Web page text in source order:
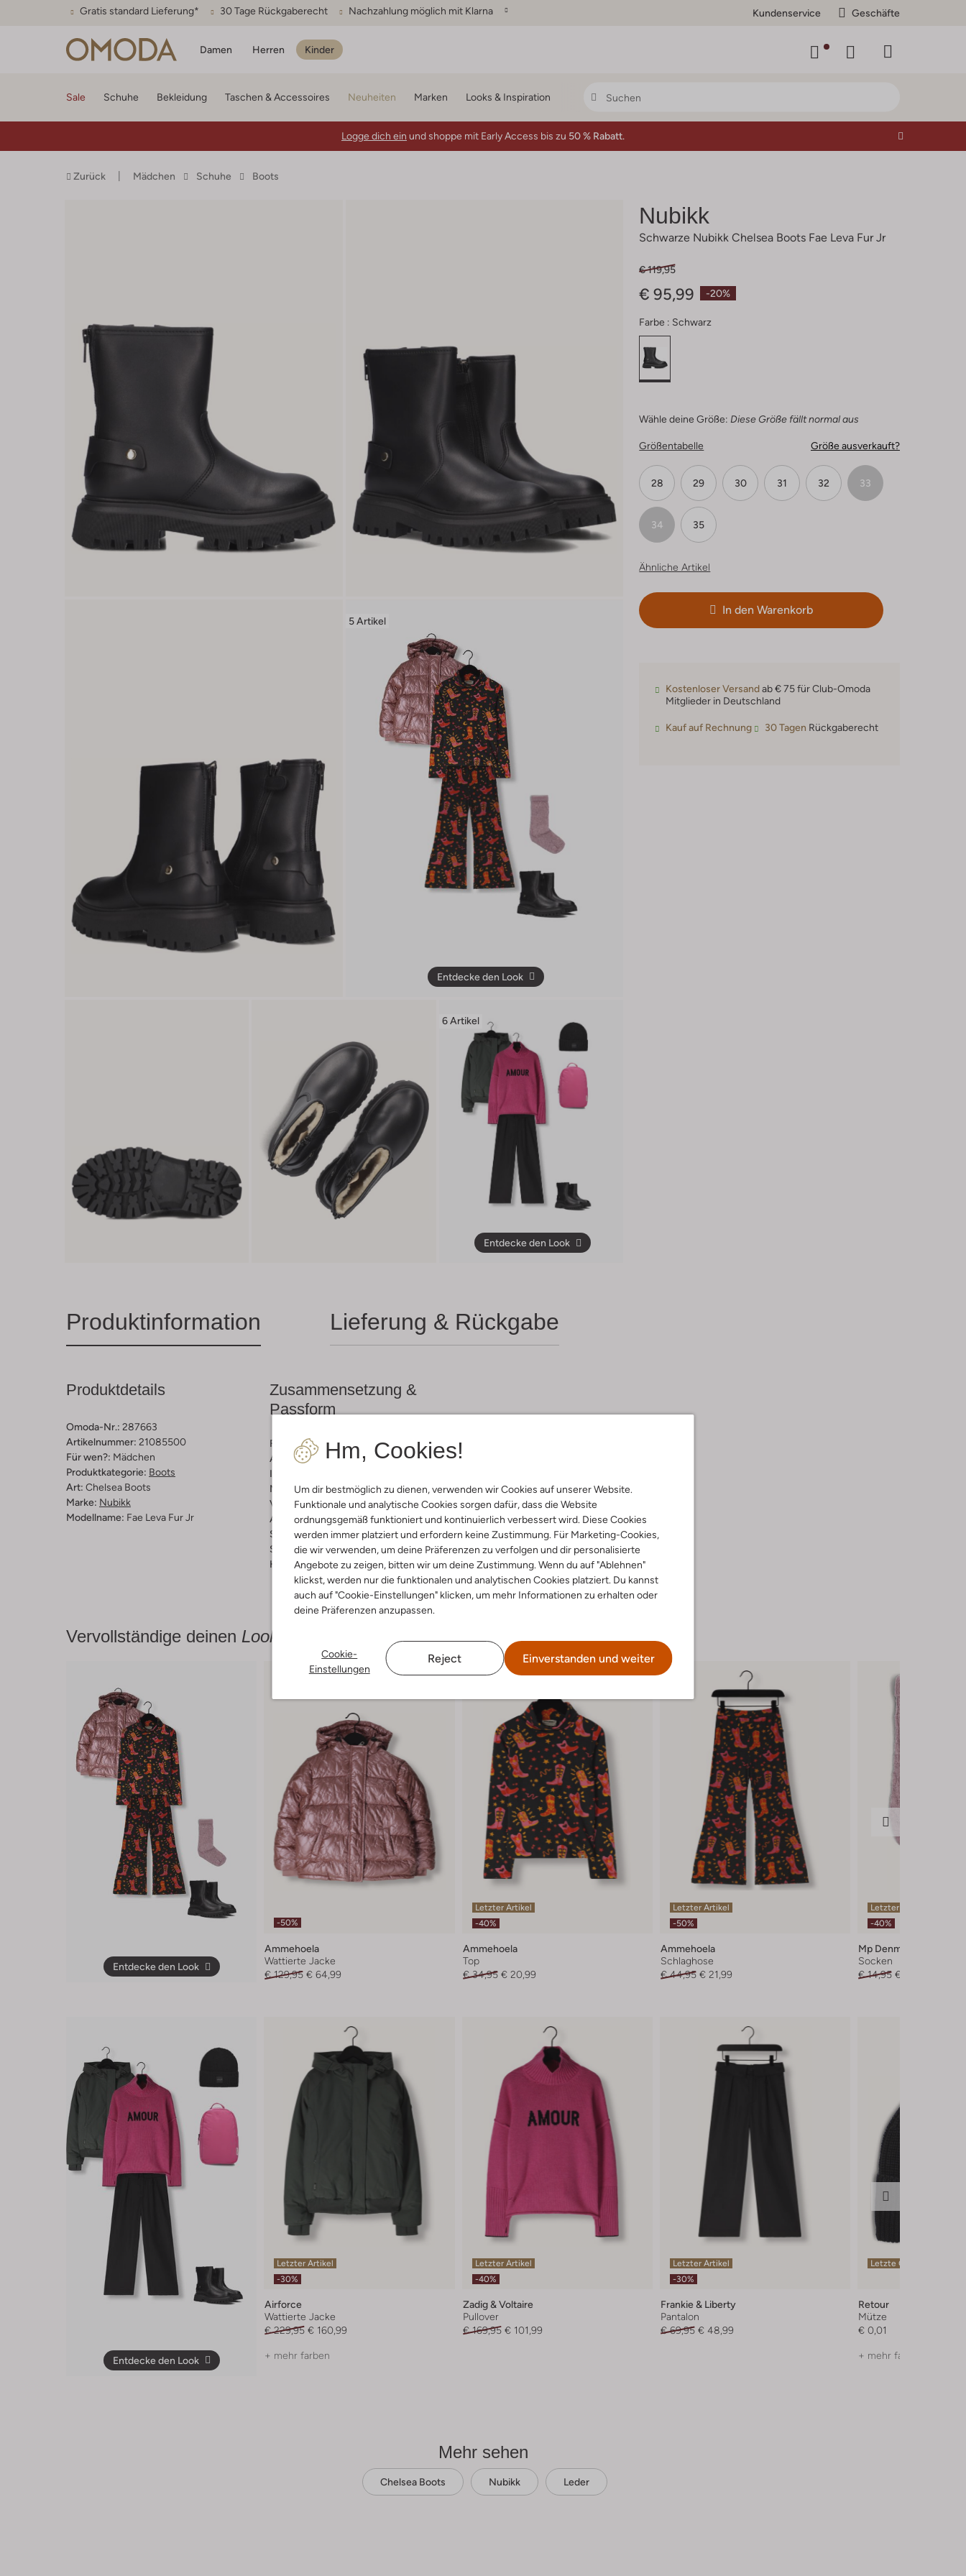
Gratis standard Lieferung* 30 Tage Rückgaberecht Nachzahlung möglich mit Klarna Kundenservice Geschäfte
Damen Herren Kinder
Hm, Cookies!
Um dir bestmöglich zu dienen, verwenden wir Cookies auf unserer Website.
Funktionale und analytische Cookies sorgen dafür, dass die Website
ordnungsgemäß funktioniert und kontinuierlich verbessert wird. Diese Cookies
werden immer platziert und erfordern keine Zustimmung. Für Marketing-Cookies,
die wir verwenden, um deine Präferenzen zu verfolgen und dir personalisierte
Angebote zu zeigen, bitten wir um deine Zustimmung. Wenn du auf "Ablehnen"
klickst, werden nur die funktionalen und analytischen Cookies platziert. Du kannst
auch auf "Cookie-Einstellungen" klicken, um mehr Informationen zu erhalten oder
deine Präferenzen anzupassen.
Cookie-
Einstellungen
Reject Einverstanden und weiter
Sale Schuhe Bekleidung Taschen & Accessoires Neuheiten Marken Looks & Inspiration
Logge dich ein und shoppe mit Early Access bis zu 50 % Rabatt.
Zurück Mädchen Schuhe Boots
5 Artikel
Entdecke den Look
6 Artikel
Entdecke den Look
Nubikk
Schwarze Nubikk Chelsea Boots Fae Leva Fur Jr
-20%
€ 119,95
€ 95,99
Farbe : Schwarz
Wähle deine Größe: Diese Größe fällt normal aus
Größentabelle Größe ausverkauft?
28 29 30 31 32 33
34 35
Ähnliche Artikel
In den Warenkorb
Kostenloser Versandab € 75 für Club-Omoda
Mitglieder in Deutschland
Kauf auf Rechnung 30 Tagen Rückgaberecht
Produktinformation Lieferung & Rückgabe
Produktdetails
Omoda-Nr.: 287663
Artikelnummer: 21085500
Für wen?: Mädchen
Produktkategorie: Boots
Art: Chelsea Boots
Marke: Nubikk
Modellname: Fae Leva Fur Jr
Zusammensetzung &
Passform
Farbe :Schwarz
Außenmaterial: Leder
Innenmaterial:
Material Sohle:Gummi
Verschluss:Reißverschluss
Absatzform:Block Sohle
Schuhspitze: Abgerundet
Schafthöhe Stiefel (cm):
14
Herausnehmbares Fußbett: Ja
Vervollständige deinen Look
Entdecke den Look
-50%
Ammehoela
Wattierte Jacke
€ 129,95 € 64,99
Letzter Artikel
-40%
Ammehoela
Top
€ 34,95 € 20,99
Letzter Artikel
-50%
Ammehoela
Schlaghose
€ 44,95 € 21,99
Letzter Artikel
-40%
Mp Denmark
Socken
€ 14,95 € 8,95
Entdecke den Look
Letzter Artikel
-30%
Airforce
Wattierte Jacke
€ 229,95 € 160,99
+ mehr farben
Letzter Artikel
-40%
Zadig & Voltaire
Pullover
€ 169,95 € 101,99
Letzter Artikel
-30%
Frankie & Liberty
Pantalon
€ 69,95 € 48,99
Letzte Größen
Retour
Mütze
€ 0,01
+ mehr farben
Mehr sehen
Chelsea Boots Nubikk Leder